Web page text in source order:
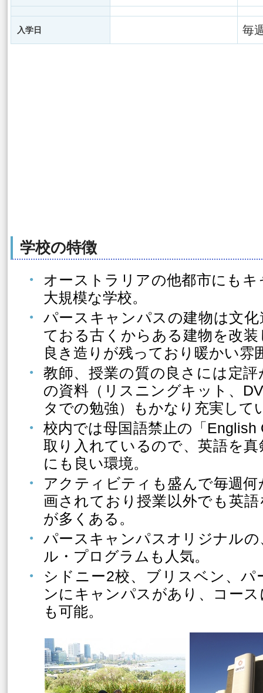
入学日 毎
学校の特徴
オーストラリアの他都市にも
大規模な学校。
パースキャンパスの建物は文
ておる古くからある建物を改
良き造りが残っており暖かい雰
教師、授業の質の良さには定
の資料（リスニングキット、
タでの勉強）もかなり充実して
校内では母国語禁止の「English
取り入れているので、英語を
にも良い環境。
アクティビティも盛んで毎週
画されており授業以外でも英
が多くある。
パースキャンパスオリジナル
ル・プログラムも人気。
シドニー2校、ブリスベン、パ
ンにキャンパスがあり、コー
も可能。